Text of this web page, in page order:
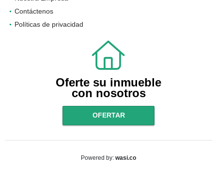
Contáctenos
Políticas de privacidad
Oferte su inmueble
con nosotros
OFERTAR
Powered by: wasi.co